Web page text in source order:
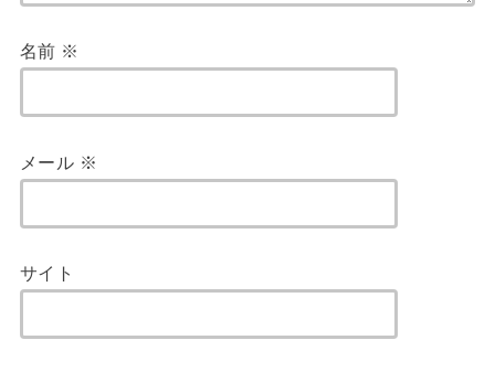
名前 ※
メール ※
サイト